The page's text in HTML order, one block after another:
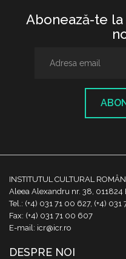
Abonează-te
INSTITUTUL CULTURAL ROMÂN
Aleea Alexandru nr. 38, 011824
Tel.: (+4) 031 71 00 627, (+4)
Fax: (+4) 031 71 00 607
E-mail: icr@icr.ro
DESPRE NOI